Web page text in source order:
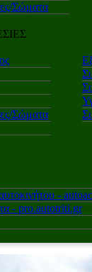
Σώματα
Σώματα
-
- pro.autotriti.gr